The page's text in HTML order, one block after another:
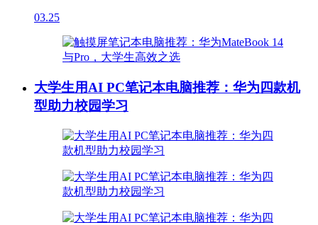
03.25
大学生用AI PC笔记本电脑推荐：华为四款机
型助力校园学习